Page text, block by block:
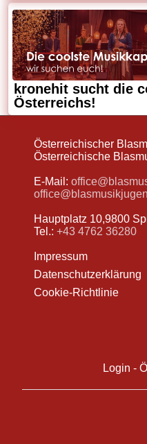
kronehit sucht die
Österreichs!
Österreichischer
Österreichische
E-Mail:
Hauptplatz 10,9800
Tel.: +43 4762 36280
Impressum
Datenschutzerklärung
Cookie-Richtlinie
Login -